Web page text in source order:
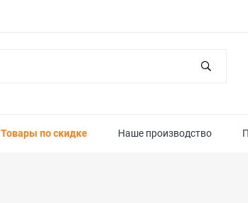
Товары по скидке Наше производство